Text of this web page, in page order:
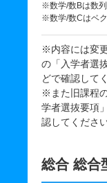
※数学/数Bは数
※数学/数Cはベ
※内容には変
の「入学者選
どで確認して
※また旧課程
学者選抜要項
認してください
総合 総合